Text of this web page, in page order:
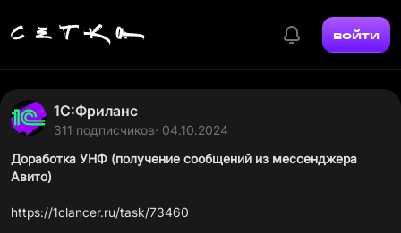
войти
1С:Фриланс
311 подписчиков· 04.10.2024
Доработка УНФ (получение сообщений из мессенджера
Авито)
https://1clancer.ru/task/73460